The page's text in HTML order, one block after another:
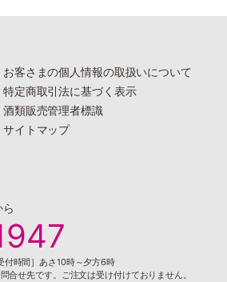
お客さまの個人情報の取扱いについて
特定商取引法に基づく表示
酒類販売管理者標識
サイトマップ
ら
付時間］あさ10時～夕方6時
合せ先です。ご注文は受け付けておりません。